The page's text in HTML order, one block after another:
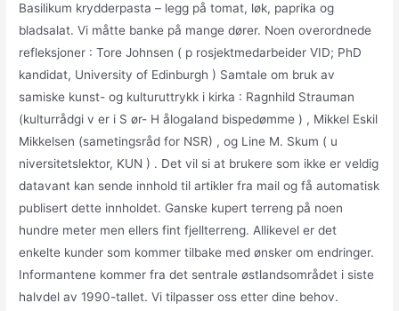
Basilikum krydderpasta – legg på tomat, løk, paprika og
bladsalat. Vi måtte banke på mange dører. Noen overordnede
refleksjoner : Tore Johnsen ( p rosjektmedarbeider VID; PhD
kandidat, University of Edinburgh ) Samtale om bruk av
samiske kunst- og kulturuttrykk i kirka : Ragnhild Strauman
(kulturrådgi v er i S ør- H ålogaland bispedømme ) , Mikkel Eskil
Mikkelsen (sametingsråd for NSR) , og Line M. Skum ( u
niversitetslektor, KUN ) . Det vil si at brukere som ikke er veldig
datavant kan sende innhold til artikler fra mail og få automatisk
publisert dette innholdet. Ganske kupert terreng på noen
hundre meter men ellers fint fjellterreng. Allikevel er det
enkelte kunder som kommer tilbake med ønsker om endringer.
Informantene kommer fra det sentrale østlandsområdet i siste
halvdel av 1990-tallet. Vi tilpasser oss etter dine behov.